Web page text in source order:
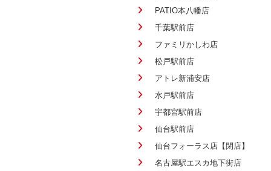
PATIO本八幡店
千葉駅前店
ファミリかしわ店
松戸駅前店
アトレ新浦安店
水戸駅前店
宇都宮駅前店
仙台駅前店
仙台フォーラス店【閉店】
名古屋駅エスカ地下街店